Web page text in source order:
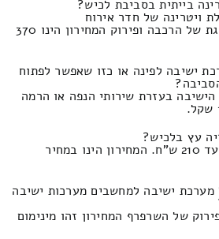
בייתית בסביבת לכיש?
ויטרינה של חדר אירוח
מזכוכית/עץ/גבס בתמזוגת של הרכבה ופירוק המחירון הינו 370
ישיבה לפינה או כזו שאפשר לפתוח
בעזרת שירותי הנפה או הרמה
עץ בלכיש?
המחירון זהו החל ב130 ועד 210 ש"ח. המחירון הינו במחיר
ישיבה למחשבים מערכות ישיבה
של השרפרף המחירון זהו מינימום